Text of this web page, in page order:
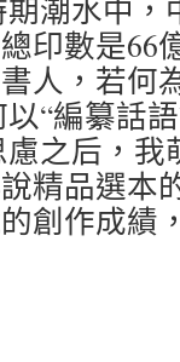
潮水中，
印數是66
人，若何
“編纂話
之后，
精品選本
創作成績